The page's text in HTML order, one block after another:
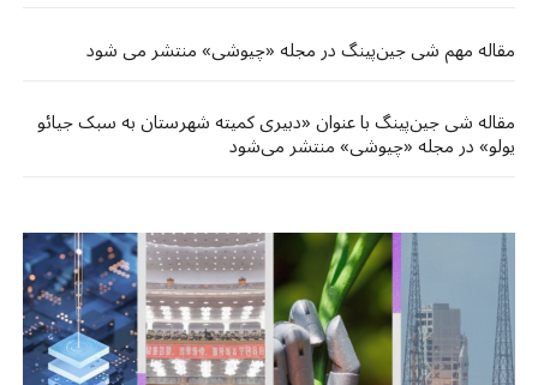
مقاله مهم شی جین‌پینگ در مجله «چیوشی» منتشر می شود
مقاله شی جین‌پینگ با عنوان «دبیری کمیته شهرستان به سبک جیائو
یولو» در مجله «چیوشی» منتشر می‌شود